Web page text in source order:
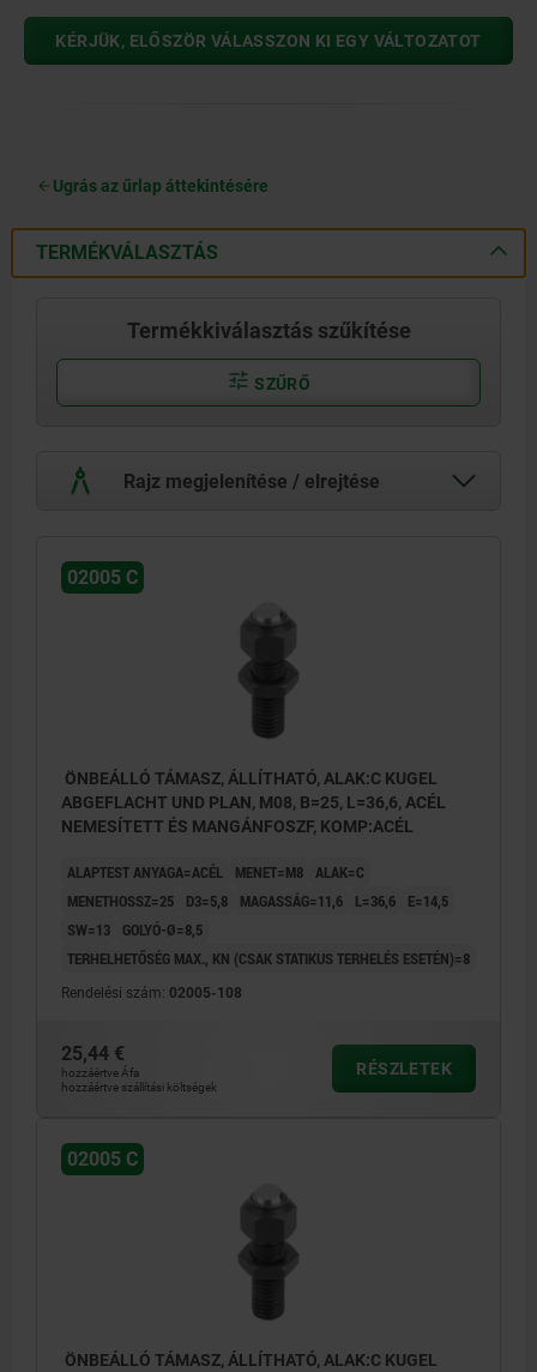
KÉRJÜK, ELŐSZÖR VÁLASSZON KI EGY VÁLTOZATOT
Ugrás az űrlap áttekintésére
TERMÉKVÁLASZTÁS
Termékkiválasztás szűkítése
SZŰRŐ
Rajz megjelenítése / elrejtése
02005 C
ÖNBEÁLLÓ TÁMASZ, ÁLLÍTHATÓ, ALAK:C KUGEL
ABGEFLACHT UND PLAN, M08, B=25, L=36,6, ACÉL
NEMESÍTETT ÉS MANGÁNFOSZF, KOMP:ACÉL
ALAPTEST ANYAGA=ACÉL MENET=M8 ALAK=C
MENETHOSSZ=25
D3=5,8 MAGASSÁG=11,6 L=36,6
E=14,5
SW=13
GOLYÓ-Ø=8,5
TERHELHETŐSÉG MAX., KN (CSAK STATIKUS TERHELÉS ESETÉN)=8
Rendelési szám: 02005-108
25,44 €
hozzáértve Áfa
hozzáértve szállítási költségek
RÉSZLETEK
02005 C
ÖNBEÁLLÓ TÁMASZ, ÁLLÍTHATÓ, ALAK:C KUGEL